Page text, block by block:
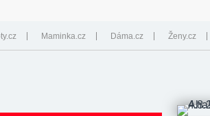
Maminka.cz Dáma.cz Ženy.cz